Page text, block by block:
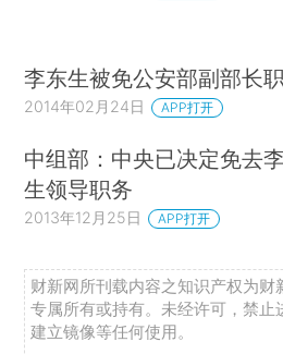
李东生被免公安部副部长
2014年02月24日 APP打开
中组部：中央已决定免去
生领导职务
2013年12月25日 APP打开
财新网所刊载内容之知识产权为财
专属所有或持有。未经许可，禁止
建立镜像等任何使用。